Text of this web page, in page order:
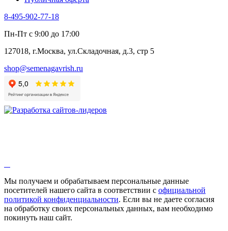
Алтей
Бессмертник
Валериана
Валерианелла
Гибискус лекарственный
Девясил
Душица
Змееголовник
Мыльнянка
Мята
Овсяный корень
Огуречная трава
Пустырник
8-495-902-77-18
Пн-Пт с 9:00 до 17:00
127018, г.Москва, ул.Складочная, д.3, стр 5
shop@semenagavrish.ru
Мы получаем и обрабатываем персональные данные
посетителей нашего сайта в соответствии с официальной
политикой конфиденциальности. Если вы не даете согласия
на обработку своих персональных данных, вам необходимо
покинуть наш сайт.